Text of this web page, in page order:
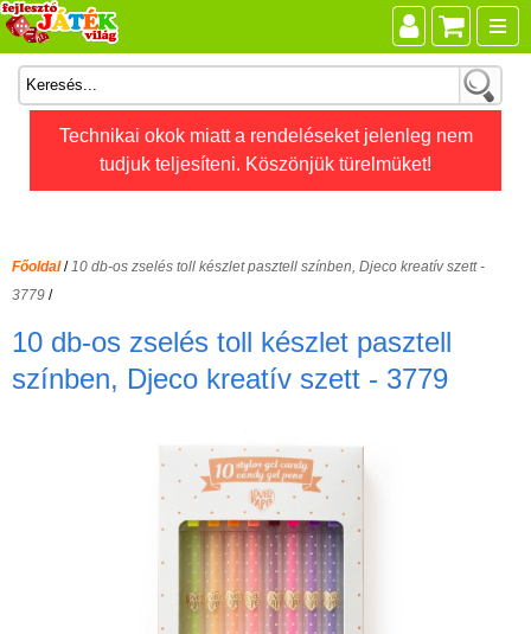
Technikai okok miatt a rendeléseket jelenleg nem
tudjuk teljesíteni. Köszönjük türelmüket!
Főoldal/10 db-os zselés toll készlet pasztell színben, Djeco kreatív szett -
3779 /
10 db-os zselés toll készlet pasztell
színben, Djeco kreatív szett - 3779
Összes játék
Játékok életkor szerint
Bébijátékok
Diafilm
Foglalkoztató füzet
Fajátékok
Játék hangszer
Futóbiciklik, rollerek
Gyerekszoba